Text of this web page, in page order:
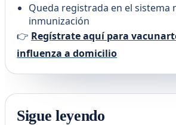
Queda registrada en el sistema
inmunización
👉 Regístrate aquí para
influenza a domicilio
Sigue leyendo